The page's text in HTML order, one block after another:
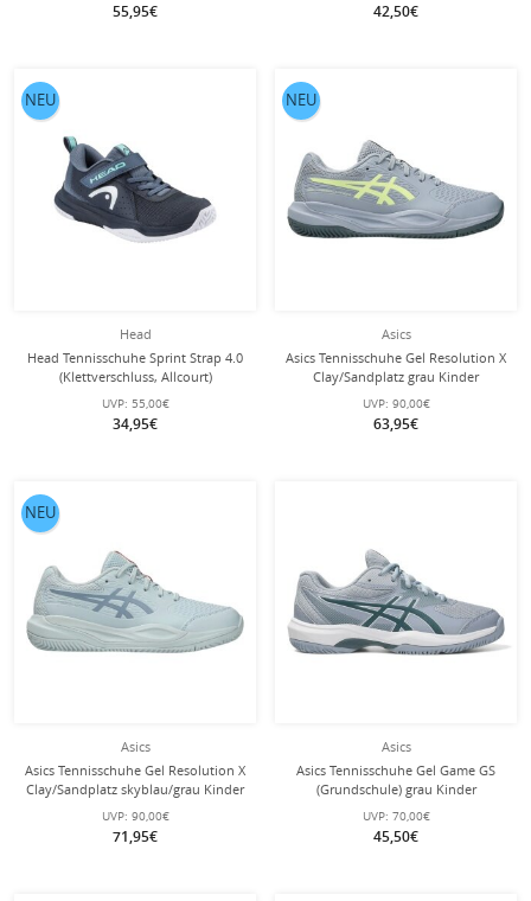
55,95€ 42,50€
Head
Head Tennisschuhe Sprint Strap 4.0
(Klettverschluss, Allcourt)
dunkelblau Kleinkinder
UVP: 55,00€
34,95€
NEU
Asics
Asics Tennisschuhe Gel Resolution X
Clay/Sandplatz grau Kinder
UVP: 90,00€
63,95€
NEU
Asics
Asics Tennisschuhe Gel Resolution X
Clay/Sandplatz skyblau/grau Kinder
UVP: 90,00€
71,95€
NEU
Asics
Asics Tennisschuhe Gel Game GS
(Grundschule) grau Kinder
UVP: 70,00€
45,50€